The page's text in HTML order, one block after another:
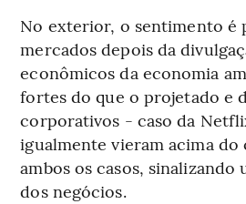
No exterior, o sentimento é
mercados depois da
econômicos da economia
fortes do que o projetado e
corporativos - caso da
igualmente vieram acima do
ambos os casos, sinalizando
dos negócios.